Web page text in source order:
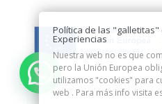
Política de las "galletitas"
Experiencias
Nuestra web no es que
pero la Unión Europea
utilizamos "cookies" para
web . Para más info visita